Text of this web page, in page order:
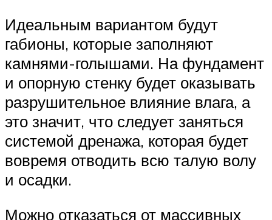
Идеальным вариантом будут
габионы, которые заполняют
камнями-голышами. На фундамент
и опорную стенку будет оказывать
разрушительное влияние влага, а
это значит, что следует заняться
системой дренажа, которая будет
вовремя отводить всю талую волу
и осадки.
Можно отказаться от массивных